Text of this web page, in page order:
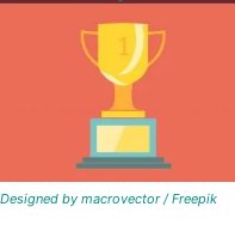
Designed by macrovector / Freepik